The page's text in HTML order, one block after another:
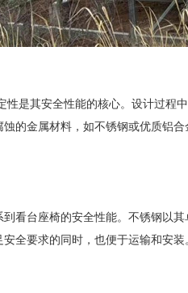
性是其安全性能的核心。设计过程
的金属材料，如不锈钢或优质铝
看台座椅的安全性能。不锈钢以
安全要求的同时，也便于运输和安